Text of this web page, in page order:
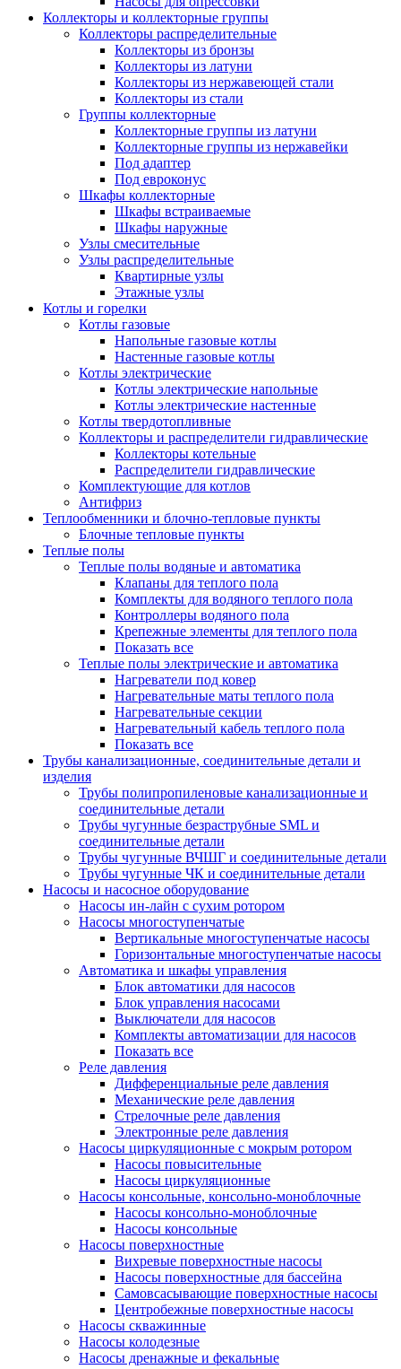
Коллекторы и коллекторные группы
Коллекторы распределительные
Коллекторы из бронзы
Коллекторы из латуни
Коллекторы из нержавеющей стали
Коллекторы из стали
Группы коллекторные
Коллекторные группы из латуни
Коллекторные группы из нержавейки
Под адаптер
Под евроконус
Шкафы коллекторные
Шкафы встраиваемые
Шкафы наружные
Узлы смесительные
Узлы распределительные
Квартирные узлы
Этажные узлы
Котлы и горелки
Котлы газовые
Напольные газовые котлы
Настенные газовые котлы
Котлы электрические
Котлы электрические напольные
Котлы электрические настенные
Котлы твердотопливные
Коллекторы и распределители гидравлические
Коллекторы котельные
Распределители гидравлические
Комплектующие для котлов
Антифриз
Теплообменники и блочно-тепловые пункты
Блочные тепловые пункты
Теплые полы
Теплые полы водяные и автоматика
Клапаны для теплого пола
Комплекты для водяного теплого пола
Контроллеры водяного пола
Крепежные элементы для теплого пола
Показать все
Теплые полы электрические и автоматика
Нагреватели под ковер
Нагревательные маты теплого пола
Нагревательные секции
Нагревательный кабель теплого пола
Показать все
Трубы канализационные, соединительные детали и
изделия
Трубы полипропиленовые канализационные и
соединительные детали
Трубы чугунные безраструбные SML и
соединительные детали
Трубы чугунные ВЧШГ и соединительные детали
Трубы чугунные ЧК и соединительные детали
Насосы и насосное оборудование
Насосы ин-лайн с сухим ротором
Насосы многоступенчатые
Вертикальные многоступенчатые насосы
Горизонтальные многоступенчатые насосы
Автоматика и шкафы управления
Блок автоматики для насосов
Блок управления насосами
Выключатели для насосов
Комплекты автоматизации для насосов
Показать все
Реле давления
Дифференциальные реле давления
Механические реле давления
Стрелочные реле давления
Электронные реле давления
Насосы циркуляционные с мокрым ротором
Насосы повысительные
Насосы циркуляционные
Насосы консольные, консольно-моноблочные
Насосы консольно-моноблочные
Насосы консольные
Насосы поверхностные
Вихревые поверхностные насосы
Насосы поверхностные для бассейна
Самовсасывающие поверхностные насосы
Центробежные поверхностные насосы
Насосы скважинные
Насосы колодезные
Насосы дренажные и фекальные